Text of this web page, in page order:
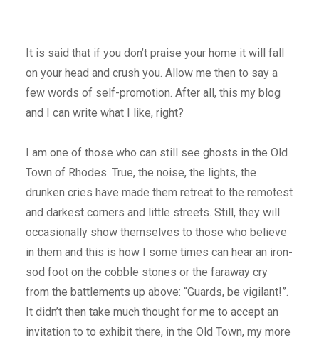
It is said that if you don’t praise your home it will fall
on your head and crush you. Allow me then to say a
few words of self-promotion. After all, this my blog
and I can write what I like, right?
I am one of those who can still see ghosts in the Old
Town of Rhodes. True, the noise, the lights, the
drunken cries have made them retreat to the remotest
and darkest corners and little streets. Still, they will
occasionally show themselves to those who believe
in them and this is how I some times can hear an iron-
sod foot on the cobble stones or the faraway cry
from the battlements up above: “Guards, be vigilant!”.
It didn’t then take much thought for me to accept an
invitation to to exhibit there, in the Old Town, my more